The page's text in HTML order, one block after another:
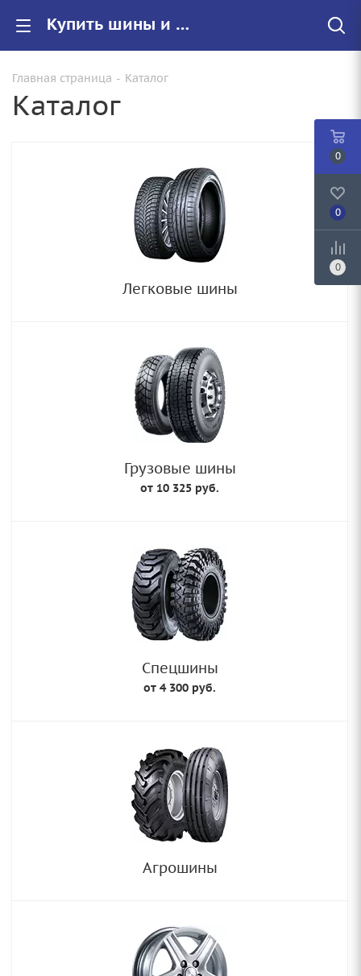
Купить шины и диски в каталоге интернет-магазине "Запасное Колесо"
Главная страница - Каталог
Каталог
Легковые шины
Грузовые шины
от 10 325 руб.
Спецшины
от 4 300 руб.
Агрошины
0
0
0